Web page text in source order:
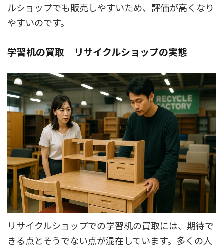
ルショップでも販売しやすいため、評価が高くなり
やすいのです。
学習机の買取｜リサイクルショップの実態
リサイクルショップでの学習机の買取には、期待で
きる点とそうでない点が混在しています。多くの人